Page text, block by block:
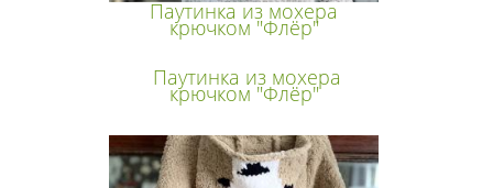
Паутинка из мохера
крючком "Флёр"
Паутинка из мохера
крючком "Флёр"